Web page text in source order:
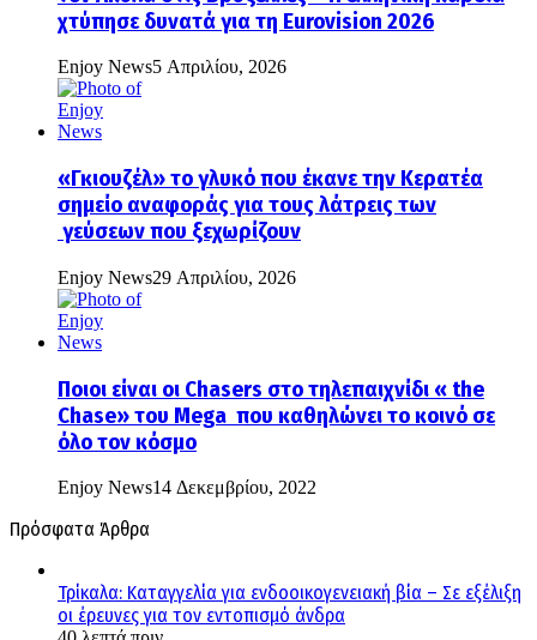
χτύπησε δυνατά για τη Eurovision 2026
Enjoy News5 Απριλίου, 2026
«Γκιουζέλ» το γλυκό που έκανε την Κερατέα
σημείο αναφοράς για τους λάτρεις των
γεύσεων που ξεχωρίζουν
Enjoy News29 Απριλίου, 2026
Ποιοι είναι οι Chasers στο τηλεπαιχνίδι « the
Chase» του Mega που καθηλώνει το κοινό σε
όλο τον κόσμο
Enjoy News14 Δεκεμβρίου, 2022
Πρόσφατα Άρθρα
Τρίκαλα: Καταγγελία για ενδοοικογενειακή βία – Σε εξέλιξη
οι έρευνες για τον εντοπισμό άνδρα